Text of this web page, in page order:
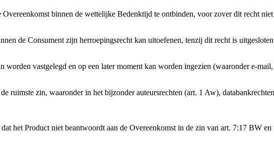
binnen de wettelijke Bedenktijd te ontbinden, voor zover dit recht
de Consument zijn herroepingsrecht kan uitoefenen, tenzij dit recht is
worden vastgelegd en op een later moment kan worden ingezien (waaronder e-
ruimste zin, waaronder in het bijzonder auteursrechten (art. 1 Aw),
het Product niet beantwoordt aan de Overeenkomst in de zin van art. 7:17 BW